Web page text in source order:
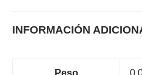
INFORMACIÓN
Peso